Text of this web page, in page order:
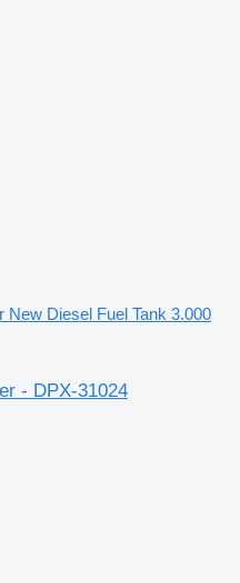
New Diesel Fuel Tank 3.000
- DPX-31024